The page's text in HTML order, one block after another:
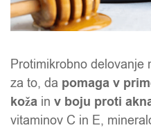
Protimikrobno delovanje
za to, da pomaga v
koža in v boju proti
vitaminov C in E,